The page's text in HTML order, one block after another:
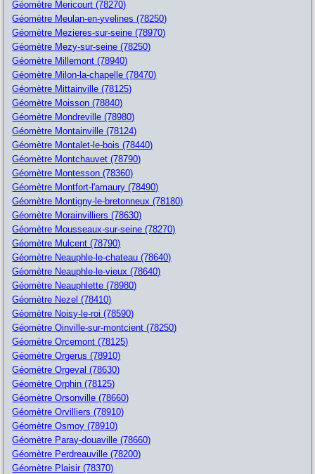
Géomètre Mericourt (78270)
Géomètre Meulan-en-yvelines (78250)
Géomètre Mezieres-sur-seine (78970)
Géomètre Mezy-sur-seine (78250)
Géomètre Millemont (78940)
Géomètre Milon-la-chapelle (78470)
Géomètre Mittainville (78125)
Géomètre Moisson (78840)
Géomètre Mondreville (78980)
Géomètre Montainville (78124)
Géomètre Montalet-le-bois (78440)
Géomètre Montchauvet (78790)
Géomètre Montesson (78360)
Géomètre Montfort-l'amaury (78490)
Géomètre Montigny-le-bretonneux (78180)
Géomètre Morainvilliers (78630)
Géomètre Mousseaux-sur-seine (78270)
Géomètre Mulcent (78790)
Géomètre Neauphle-le-chateau (78640)
Géomètre Neauphle-le-vieux (78640)
Géomètre Neauphlette (78980)
Géomètre Nezel (78410)
Géomètre Noisy-le-roi (78590)
Géomètre Oinville-sur-montcient (78250)
Géomètre Orcemont (78125)
Géomètre Orgerus (78910)
Géomètre Orgeval (78630)
Géomètre Orphin (78125)
Géomètre Orsonville (78660)
Géomètre Orvilliers (78910)
Géomètre Osmoy (78910)
Géomètre Paray-douaville (78660)
Géomètre Perdreauville (78200)
Géomètre Plaisir (78370)